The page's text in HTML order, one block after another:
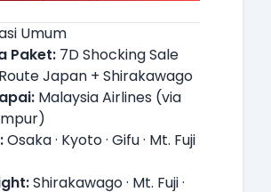
Umum
Paket: 7D Shocking Sale
Japan + Shirakawago
Malaysia Airlines (via
Osaka · Kyoto · Gifu · Mt. Fuji
Shirakawago · Mt. Fuji ·